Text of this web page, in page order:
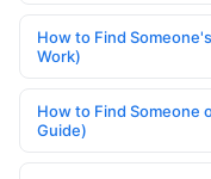
How to Find
Work)
How to Find Someone
Guide)